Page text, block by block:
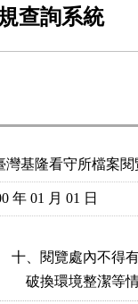
查詢系統
灣基隆看守所檔案
年 01 月 01 日
十、閱覽處內不得
破換環境整潔